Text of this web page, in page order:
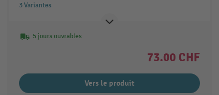
3 Variantes
5 jours ouvrables
73.00 CHF
Vers le produit